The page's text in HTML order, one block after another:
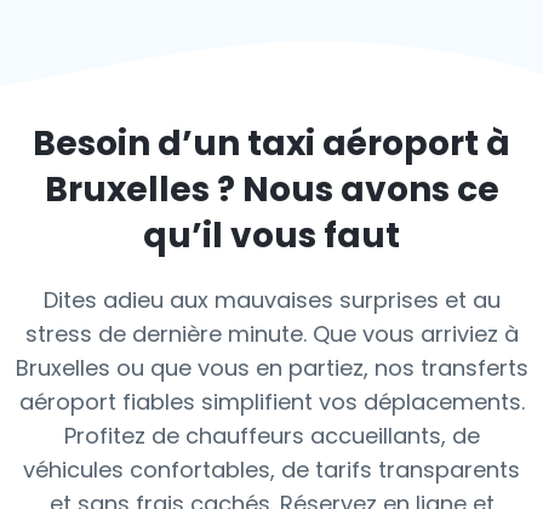
Besoin d’un taxi aéroport à
Bruxelles ? Nous avons ce
qu’il vous faut
Dites adieu aux mauvaises surprises et au
stress de dernière minute. Que vous arriviez à
Bruxelles ou que vous en partiez, nos transferts
aéroport fiables simplifient vos déplacements.
Profitez de chauffeurs accueillants, de
véhicules confortables, de tarifs transparents